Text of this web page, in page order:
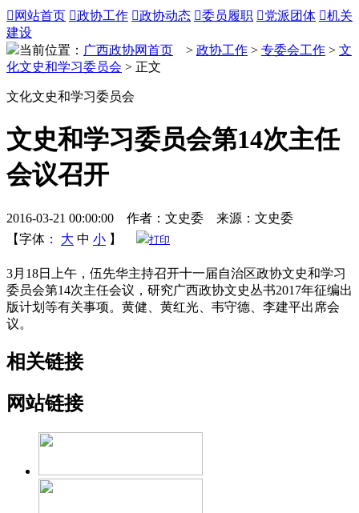
 网站首页 政协工作 政协动态 委员履职 党派团体 机关
建设
当前位置： 广西政协网首页 > 政协工作 > 专委会工作 > 文
化文史和学习委员会 > 正文
文化文史和学习委员会
文史和学习委员会第14次主任
会议召开
2016-03-21 00:00:00 作者：文史委 来源：文史委
【字体：
大 中 小 】 打印
3月18日上午，伍先华主持召开十一届自治区政协文史和学习
委员会第14次主任会议，研究广西政协文史丛书2017年征编出
版计划等有关事项。黄健、黄红光、韦守德、李建平出席会
议。
相关链接
网站链接